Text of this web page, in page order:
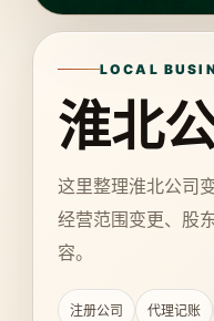
LOCAL
淮北
这里整理淮北公司
经营范围变更、股
容。
注册公司 代理记账